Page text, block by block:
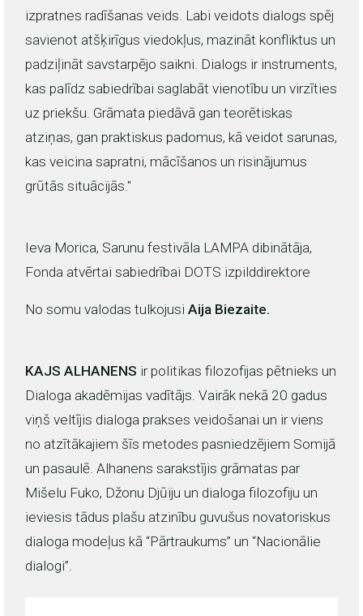
izpratnes radīšanas veids. Labi veidots dialogs spēj
savienot atšķirīgus viedokļus, mazināt konfliktus un
padziļināt savstarpējo saikni. Dialogs ir instruments,
kas palīdz sabiedrībai saglabāt vienotību un virzīties
uz priekšu. Grāmata piedāvā gan teorētiskas
atziņas, gan praktiskus padomus, kā veidot sarunas,
kas veicina sapratni, mācīšanos un risinājumus
grūtās situācijās."
Ieva Morica, Sarunu festivāla LAMPA dibinātāja,
Fonda atvērtai sabiedrībai DOTS izpilddirektore
No somu valodas tulkojusi Aija Biezaite.
KAJS ALHANENS ir politikas filozofijas pētnieks un
Dialoga akadēmijas vadītājs. Vairāk nekā 20 gadus
viņš veltījis dialoga prakses veidošanai un ir viens
no atzītākajiem šīs metodes pasniedzējiem Somijā
un pasaulē. Alhanens sarakstījis grāmatas par
Mišelu Fuko, Džonu Djūiju un dialoga filozofiju un
ieviesis tādus plašu atzinību guvušus novatoriskus
dialoga modeļus kā “Pārtraukums” un “Nacionālie
dialogi”.